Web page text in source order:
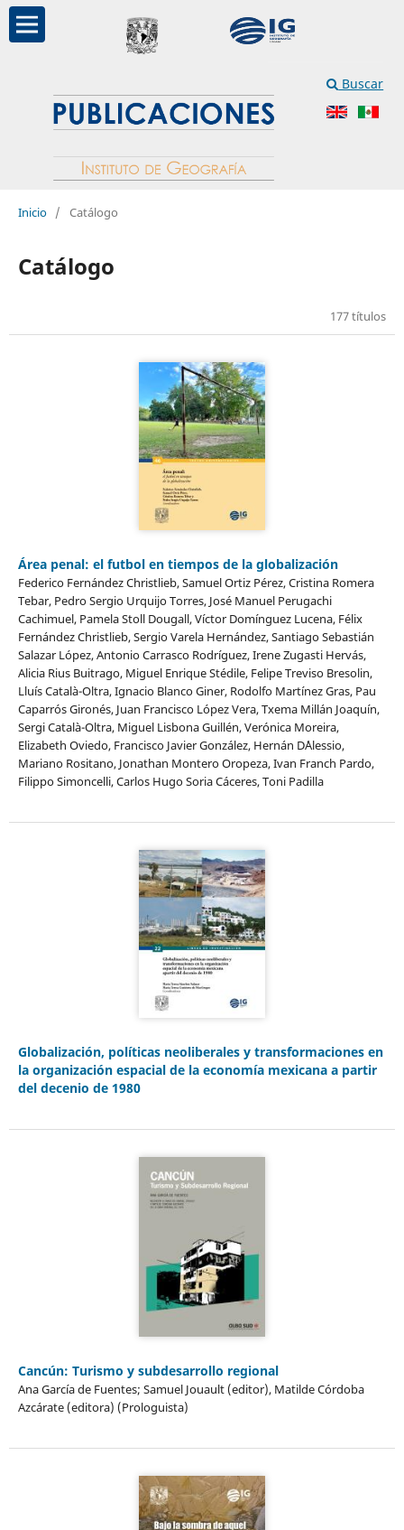
Buscar
Inicio / Catálogo
Catálogo
177 títulos
Área penal: el futbol en tiempos de la globalización
Federico Fernández Christlieb, Samuel Ortiz Pérez, Cristina Romera
Tebar, Pedro Sergio Urquijo Torres, José Manuel Perugachi
Cachimuel, Pamela Stoll Dougall, Víctor Domínguez Lucena, Félix
Fernández Christlieb, Sergio Varela Hernández, Santiago Sebastián
Salazar López, Antonio Carrasco Rodríguez, Irene Zugasti Hervás,
Alicia Rius Buitrago, Miguel Enrique Stédile, Felipe Treviso Bresolin,
Lluís Català-Oltra, Ignacio Blanco Giner, Rodolfo Martínez Gras, Pau
Caparrós Gironés, Juan Francisco López Vera, Txema Millán Joaquín,
Sergi Català-Oltra, Miguel Lisbona Guillén, Verónica Moreira,
Elizabeth Oviedo, Francisco Javier González, Hernán D´Alessio,
Mariano Rositano, Jonathan Montero Oropeza, Ivan Franch Pardo,
Filippo Simoncelli, Carlos Hugo Soria Cáceres, Toni Padilla
Globalización, políticas neoliberales y transformaciones en
la organización espacial de la economía mexicana a partir
del decenio de 1980
Cancún: Turismo y subdesarrollo regional
Ana García de Fuentes; Samuel Jouault (editor), Matilde Córdoba
Azcárate (editora) (Prologuista)